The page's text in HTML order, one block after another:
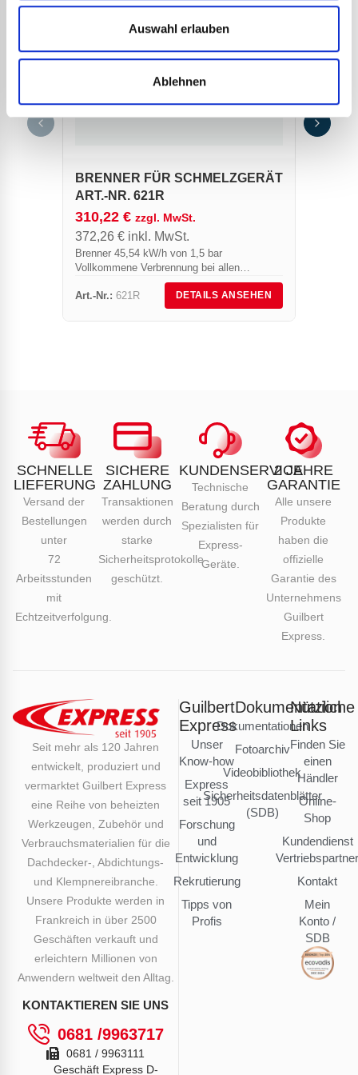
Auswahl erlauben
Ablehnen
BRENNER FÜR SCHMELZGERÄT
ART.-NR. 621R
310,22 € zzgl. MwSt.
372,26 € inkl. MwSt.
Brenner 45,54 kW/h von 1,5 bar
Vollkommene Verbrennung bei allen
Betriebszuständen, einschließlich der der
stark reduzierten Ausstöße der Zündflamme.
Dieser Brenner wird mit einer Kabeltülle...
Art.-Nr.: 621R DETAILS ANSEHEN
HRT
SCHNELLE
LIEFERUNG
Versand der
Bestellungen
unter
72
Arbeitsstunden
mit
Echtzeitverfolgung.
SICHERE
ZAHLUNG
Transaktionen
werden durch
starke
Sicherheitsprotokolle
geschützt.
KUNDENSERVICE
Technische
Beratung durch
Spezialisten für
Express-
Geräte.
2 JAHRE
GARANTIE
Alle unsere
Produkte
haben die
offizielle
Garantie des
Unternehmens
Guilbert
Express.
Seit mehr als 120 Jahren
entwickelt, produziert und
vermarktet Guilbert Express
eine Reihe von beheizten
Werkzeugen, Zubehör und
Verbrauchsmaterialien für die
Dachdecker-, Abdichtungs-
und Klempnereibranche.
Unsere Produkte werden in
Frankreich in über 2500
Geschäften verkauft und
erleichtern Millionen von
Anwendern weltweit den Alltag.
KONTAKTIEREN SIE UNS
0681 /9963717
0681 / 9963111
Geschäft Express D-
Guilbert
Express
Unser
Know-how
Express
seit 1905
Forschung
und
Entwicklung
Rekrutierung
Tipps von
Profis
Dokumentation
Dokumentationen
Fotoarchiv
Videobibliothek
Sicherheitsdatenblätter
(SDB)
Nützliche
Links
Finden Sie
einen
Händler
Online-
Shop
Kundendienst
Kontakt
Mein
Konto /
SDB